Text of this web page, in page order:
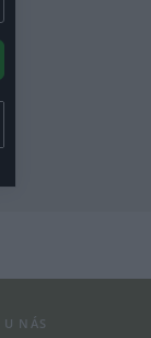
U NÁS